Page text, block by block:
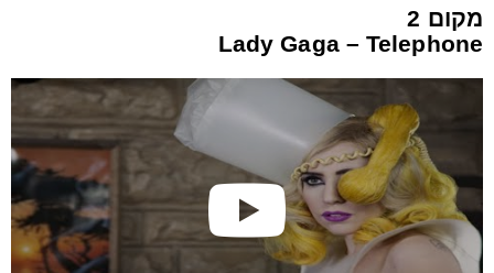
מקום 2
Lady Gaga – Telephone